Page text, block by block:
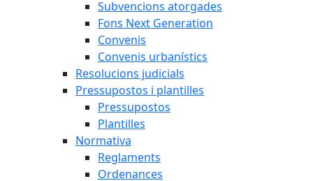
Subvencions atorgades
Fons Next Generation
Convenis
Convenis urbanístics
Resolucions judicials
Pressupostos i plantilles
Pressupostos
Plantilles
Normativa
Reglaments
Ordenances